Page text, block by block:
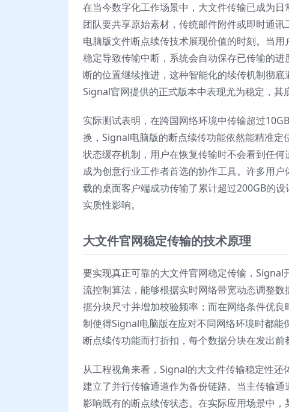
在当今数字化工作场景中，大文件传输已成为
团队要共享原始素材，传统邮件附件或即时通
电脑版文件断点续传技术展现价值的时刻。当
稳定导致传输中断，系统会自动保存已传输的
断的位置继续推进，这种智能化的续传机制彻
Signal官网提供的正式版本中表现尤为稳定，其
实际测试表明，在跨国网络环境中传输超过
换，Signal电脑版的断点续传功能依然能精准
状态缓存机制，用户在恢复传输时不会看到任
成为创意行业工作者首选的协作工具。许多用
载的桌面客户端成功传输了累计超过200GB的
实质性影响。
大文件官网稳定传输的技术原理
要实现真正可靠的大文件官网稳定传输，
流控制算法，能够根据实时网络带宽动态调整
据分块尺寸并增加校验频率；而在网络条件优
制使得Signal电脑版在应对不同网络环境时都
断点续传功能而打折扣，每个数据分块在发出前
从工程视角来看，Signal的大文件传输稳定性
建立了并行传输通道作为备份链路。当主传输
影响既有的断点续传状态。在实际应用场景中